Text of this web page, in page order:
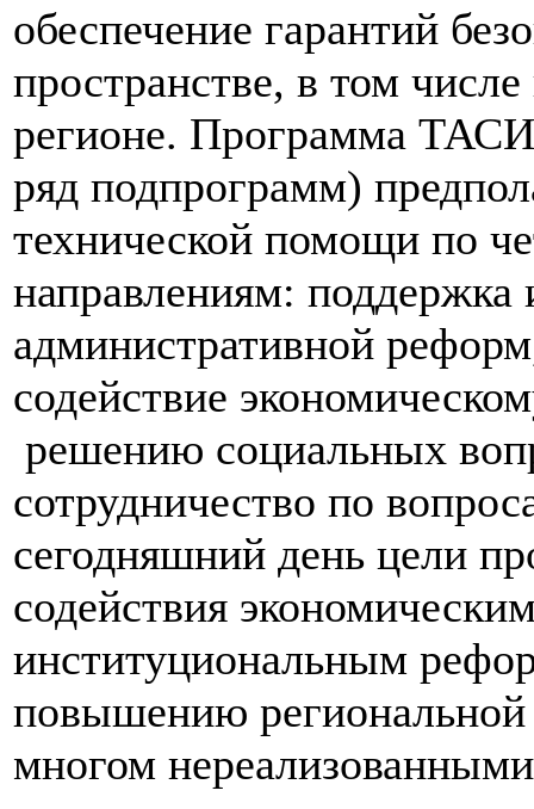
обеспечение гарантий
пространстве, в том
регионе. Программа
ряд подпрограмм)
технической помощи по
направлениям: поддержка
административной
содействие
решению социальных
сотрудничество по
сегодняшний день цели
содействия
институциональным
повышению региональной
многом